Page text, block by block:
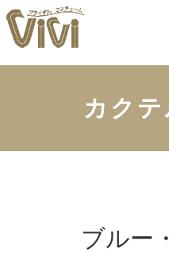
カク
ブルー